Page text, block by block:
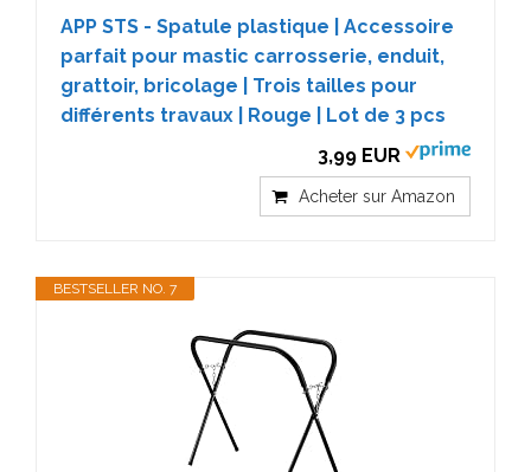
APP STS - Spatule plastique | Accessoire
parfait pour mastic carrosserie, enduit,
grattoir, bricolage | Trois tailles pour
différents travaux | Rouge | Lot de 3 pcs
3,99 EUR
Acheter sur Amazon
BESTSELLER NO. 7